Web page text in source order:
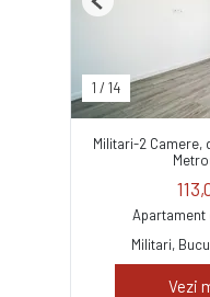
1 / 14
Previous
Militari-2 Camere,
Apartament
Militari,
Vezi